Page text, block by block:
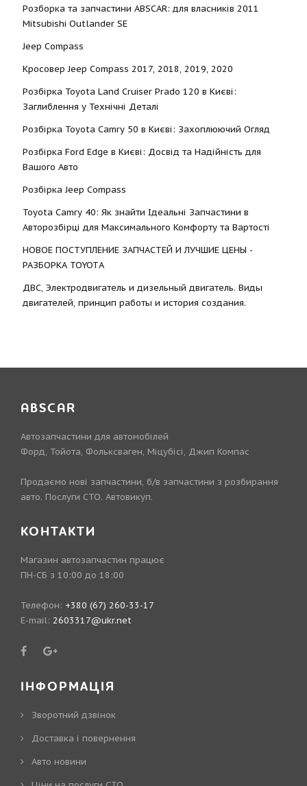
Розборка та запчастини ABSCAR: для власників 2011
Mitsubishi Outlander SE
Jeep Compass
Кросовер Jeep Compass 2017, 2018, 2019, 2020
Розбірка Toyota Land Cruiser Prado 120 в Києві:
Заглиблення у Технічні Деталі
Розбірка Toyota Camry 50 в Києві: Захоплюючий Огляд
Розбірка Ford Edge в Києві: Досвід та Надійність для
Вашого Авто
Розбірка Jeep Compass
Toyota Camry 40: Як знайти Ідеальні Запчастини в
Авторозбірці для Максимального Комфорту та Вартості
НОВОЕ ПОСТУПЛЕНИЕ ЗАПЧАСТЕЙ И ЛУЧШИЕ ЦЕНЫ -
РАЗБОРКА TOYOTА
ДВС, Электродвигатель и дизельный двигатель. Виды
двигателей, принцип работы и история создания.
ABSCAR
Автозапчастини для автомобілей
Форд, Тойота, Фольксваген, Міцубісі, Джип Компас
Продаємо нові запчастини, б/в запчастини з розбирання
авто. Послуги СТО. Автовикуп.
КОНТАКТИ
Магазин автозапчастин працює
ПН-СБ з 10:00 до 18:00
Телефон: +380 (67) 260-33-17
E-mail: 2603317@ukr.net
ІНФОРМАЦІЯ
Зворотний дзвінок
Доставка і повернення
Авто новини